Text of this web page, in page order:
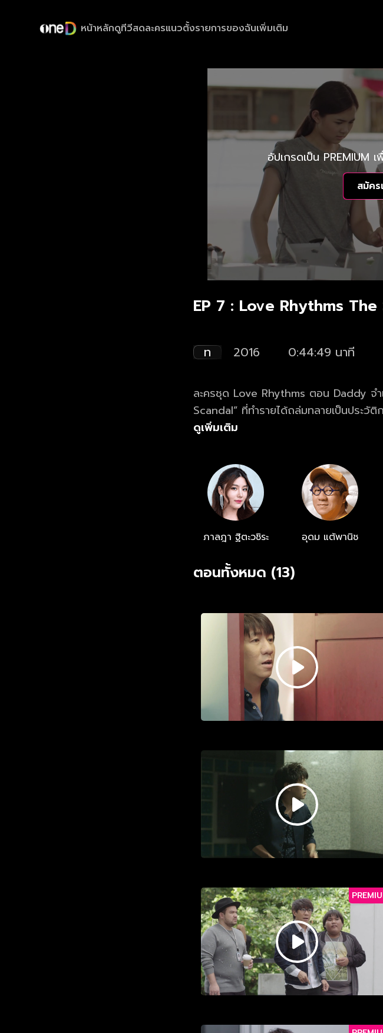
หน้าหลักดูทีวีสดละครแนวตั้งรายการของฉันเพิ่มเติม
อัปเกรดเป็น
สมัค
EP 7 : Love Rhythms
ท 2016 0:44:49 นาที
ละครชุด Love Rhythms ตอน Daddy จำเป็น จากภาพยนตร์ฟีลกู๊ดแนวคอมมาดี้
Scandal” ที่ทำรายได้ถล่มทลายเป็นประวั
Rhythms” ตอน “Daddy จำเป็น” ตามติดชีวิต เคน (โน้ต - อุดม แต้พานิช) ดีเจซุปตาร์รุ่น
จะลั้ลลาแค่ไหน เคนก็ครองตัวเป็นดาราที่
ที่มีอิทธิพลที่สุดในวงการ ซัมกุง (ดีเจเอกกี้ - เอกชัย
ปฏิญาณตนว่าจะหาเรื่องฉาวของเคนมาแฉให้ได้ กระทั่งวันนึงก็มี ซิงเกิ้ลมัม คุ
กระต่าย (สไมล์ - ภาลฎาฐิตะวชิระ) ที่กำลั
ลับ” ที่จะสั่นคลอนชื่อเสียงของเคนไปตลอดกาล “ความลับ” นั้นจะเป็นอะไร แล้วเ
ซังกุงจอมแฉหรือไม่ ติดตามกันได้ใน แด๊ดดี้
ดูเพิ่มเติม
ภาลฎา ฐิตะวชิระ อุดม แต้พานิช
ตอนทั้งหมด (13)